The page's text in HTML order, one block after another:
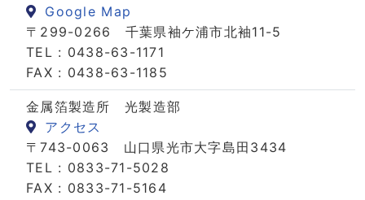
Google Map
〒299-0266 千葉県袖ケ浦市北袖11-5
TEL : 0438-63-1171
FAX : 0438-63-1185
金属箔製造所 光製造部
アクセス
〒743-0063 山口県光市大字島田3434
TEL : 0833-71-5028
FAX : 0833-71-5164